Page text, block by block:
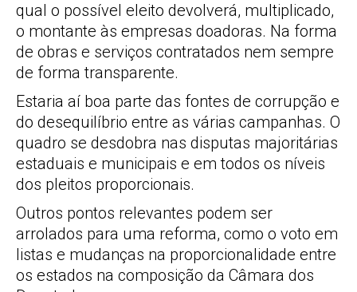
qual o possível eleito devolverá, multiplicado,
o montante às empresas doadoras. Na forma
de obras e serviços contratados nem sempre
de forma transparente.
Estaria aí boa parte das fontes de corrupção e
do desequilíbrio entre as várias campanhas. O
quadro se desdobra nas disputas majoritárias
estaduais e municipais e em todos os níveis
dos pleitos proporcionais.
Outros pontos relevantes podem ser
arrolados para uma reforma, como o voto em
listas e mudanças na proporcionalidade entre
os estados na composição da Câmara dos